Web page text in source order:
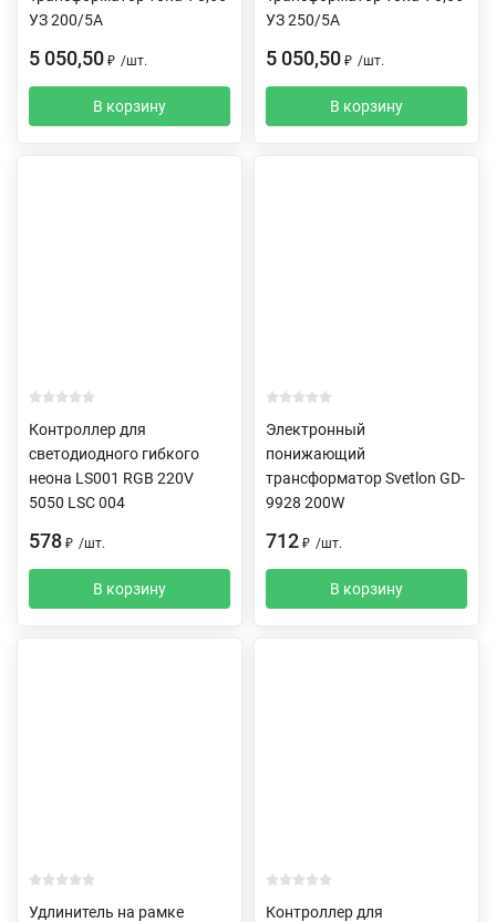
УЗ 200/5А
5 050,50 ₽ /шт.
В корзину
УЗ 250/5А
5 050,50 ₽ /шт.
В корзину
Контроллер для
светодиодного гибкого
неона LS001 RGB 220V
5050 LSC 004
578 ₽ /шт.
В корзину
Электронный
понижающий
трансформатор Svetlon GD-
9928 200W
712 ₽ /шт.
В корзину
Удлинитель на рамке
Контроллер для